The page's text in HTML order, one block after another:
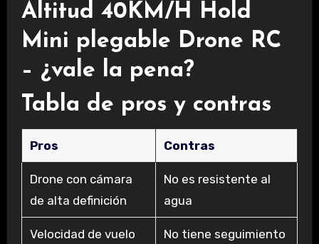
Altitud 40KM/H Hold
Mini plegable Drone RC
– ¿vale la pena?
Tabla de pros y contras
Pros Contras
Drone con cámara
de alta definición
No es resistente al
agua
Velocidad de vuelo
No tiene seguimiento